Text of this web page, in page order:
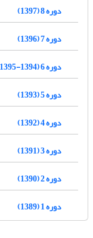
دوره 8 (1397)
دوره 7 (1396)
دوره 6 (1394-1395)
دوره 5 (1393)
دوره 4 (1392)
دوره 3 (1391)
دوره 2 (1390)
دوره 1 (1389)